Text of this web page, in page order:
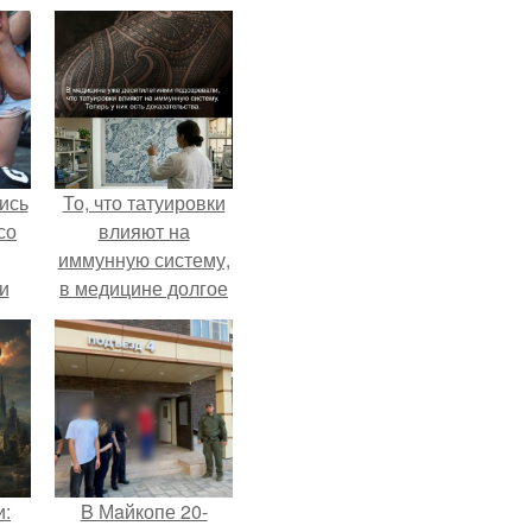
То, что татуировки
влияют на
иммунную систему,
в медицине долгое
время
рассматривалось
лишь как гипотеза.
B Мaйкопе 20-